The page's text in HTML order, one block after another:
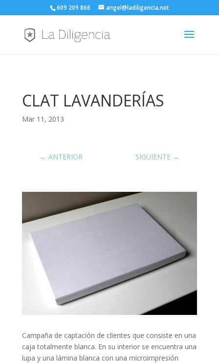
609 209 866 angel@ladiligencia.net
CLAT LAVANDERÍAS
Mar 11, 2013
← ANTERIOR SIGUIENTE →
Campaña de captación de clientes que consiste en una
caja totalmente blanca. En su interior se encuentra una
lupa y una lámina blanca con una microimpresión